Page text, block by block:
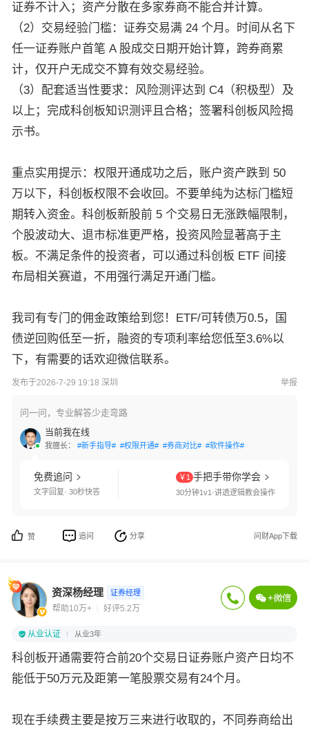
证券不计入；资产分散在多家券商不能合并计算。
（2）交易经验门槛：证券交易满 24 个月。时间从名下
任一证券账户首笔 A 股成交日期开始计算，跨券商累
计，仅开户无成交不算有效交易经验。
（3）配套适当性要求：风险测评达到 C4（积极型）及
以上；完成科创板知识测评且合格；签署科创板风险揭
示书。
重点实用提示：权限开通成功之后，账户资产跌到 50
万以下，科创板权限不会收回。不要单纯为达标门槛短
期转入资金。科创板新股前 5 个交易日无涨跌幅限制，
个股波动大、退市标准更严格，投资风险显著高于主
板。不满足条件的投资者，可以通过科创板 ETF 间接
布局相关赛道，不用强行满足开通门槛。
我司有专门的佣金政策给到您！ETF/可转债万0.5，国
债逆回购低至一折，融资的专项利率给您低至3.6%以
下，有需要的话欢迎微信联系。
发布于2026-7-29 19:18 深圳 举报
问一问，专业解答少走弯路
当前我在线
我擅长： #新手指导# #权限开通# #券商对比# #软件操作#
免费追问
文字回复· 30秒快答
￥1 手把手带你学会
30分钟1v1·讲透逻辑教会操作
赞 追问 分享 问财App下载
资深杨经理 证券经理
帮助10万+ 好评5.2万
从业认证 从业3年
科创板开通需要符合前20个交易日证券账户资产日均不
能低于50万元及距第一笔股票交易有24个月。
现在手续费主要是按万三来进行收取的，不同券商给出